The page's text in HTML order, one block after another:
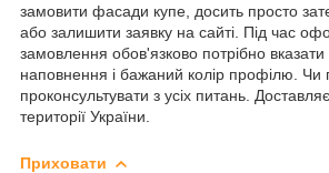
замовити фасади купе, досить просто
або залишити заявку на сайті. Під час
замовлення обов'язково потрібно
наповнення і бажаний колір профілю. Чи
проконсультувати з усіх питань.
території України.
Приховати